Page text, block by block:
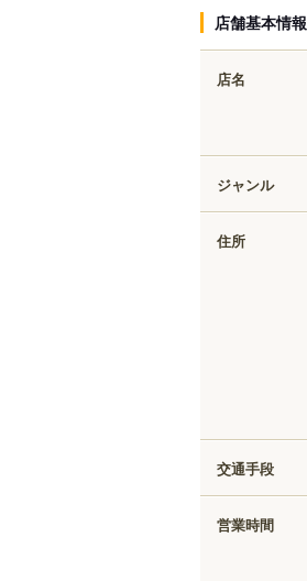
店舗基本情報
店名
ジャンル
住所
交通手段
営業時間